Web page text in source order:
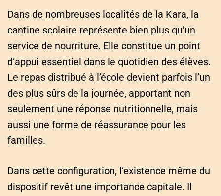
Dans de nombreuses localités de la Kara, la
cantine scolaire représente bien plus qu’un
service de nourriture. Elle constitue un point
d’appui essentiel dans le quotidien des élèves.
Le repas distribué à l’école devient parfois l’un
des plus sûrs de la journée, apportant non
seulement une réponse nutritionnelle, mais
aussi une forme de réassurance pour les
familles.
Dans cette configuration, l’existence même du
dispositif revêt une importance capitale. Il